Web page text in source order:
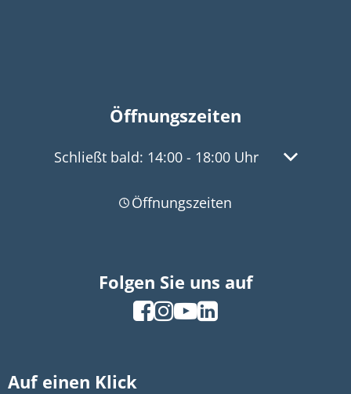
Öffnungszeiten
Klicken, um weitere Öffnungs- oder
Schließt bald: 14:00- 18:00Uhr Von
Öffnungszeiten
Folgen Sie uns auf
Auf einen Klick